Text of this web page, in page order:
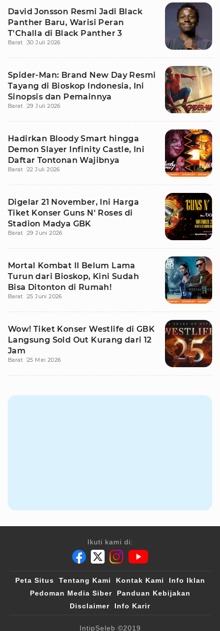
David Jonsson Resmi Jadi Black
Panther Baru, Warisi Peran
T'Challa di Black Panther 3
Barat 30 Juli 2026
Spider-Man: Brand New Day Resmi
Tayang di Bioskop Indonesia, Ini
Sinopsis dan Pemainnya
Barat 29 Juli 2026
Hadirkan Bloody Smart hingga
Demon Slayer Infinity Castle, Ini
Daftar Tontonan Wajibnya
Barat 22 Juli 2026
Digelar 21 November, Ini Harga
Tiket Konser Guns N' Roses di
Stadion Madya GBK
Barat 29 Juni 2026
Mortal Kombat II Belum Lama
Turun dari Bioskop, Kini Sudah
Bisa Ditonton di Rumah!
Barat 25 Juni 2026
Wow! Tiket Konser Westlife di GBK
Langsung Sold Out Kurang dari 12
Jam
Barat 25 Mei 2026
Ikuti kami di:
Peta Situs Tentang Kami Kontak Kami
Info Iklan
Pedoman Media Siber
Panduan Kebijakan
Disclaimer
Info Karir
IntipSeleb ©2019